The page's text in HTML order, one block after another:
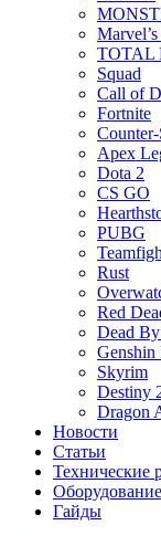
TOTAL
Squad
Call of
Fortnite
Apex
Dota 2
CS GO
PUBG
Rust
Red
Dead
Genshin
Skyrim
Destiny
Dragon
Новости
Статьи
Технические
Оборудование
Гайды